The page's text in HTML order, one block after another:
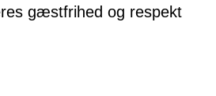
gæstfrihed og respekt